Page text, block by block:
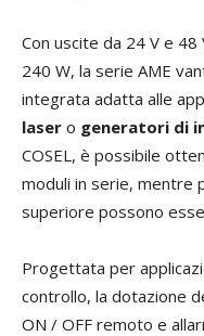
Con uscite da 24 V e
240 W, la serie AME
integrata adatta alle
laser o generatori di
COSEL, è possibile
moduli in serie, mentre
superiore possono
Progettata per
controllo, la dotazione
ON / OFF remoto e